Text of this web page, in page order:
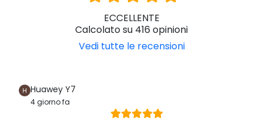
ECCELLENTE
Calcolato su 416 opinioni
Vedi tutte le recensioni
Huawey Y7
4 giorno fa